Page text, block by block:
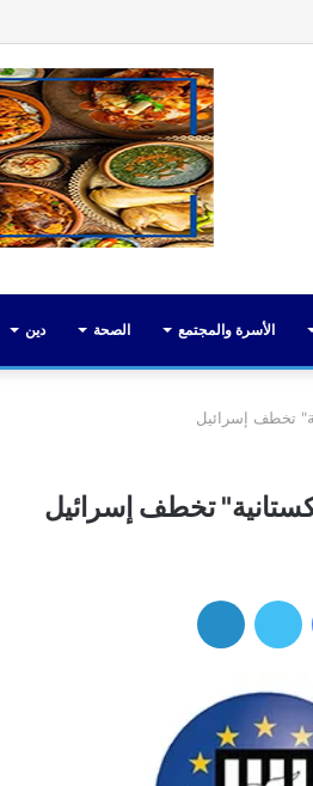
الأسرة والمجتمع الصحة دين
تخطف إسرائيل
تخطف إسرائيل